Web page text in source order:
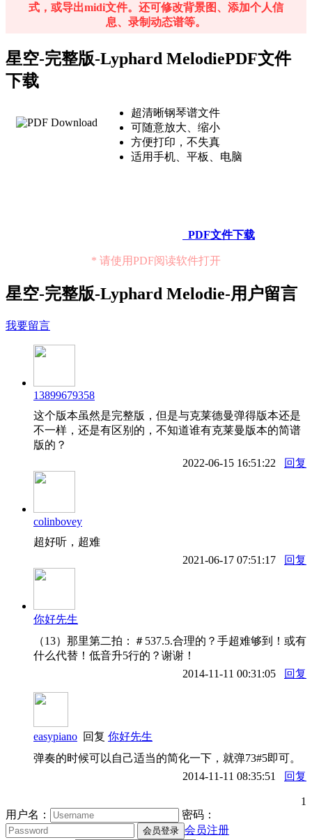
式，或导出midi文件。还可修改背景图、添加个人信
息、录制动态谱等。
星空-完整版-Lyphard MelodiePDF文件
下载
超清晰钢琴谱文件
可随意放大、缩小
方便打印，不失真
适用手机、平板、电脑
PDF文件下载
* 请使用PDF阅读软件打开
星空-完整版-Lyphard Melodie-用户留言
我要留言
13899679358
这个版本虽然是完整版，但是与克莱德曼弹得版本还是
不一样，还是有区别的，不知道谁有克莱曼版本的简谱
版的？
2022-06-15 16:51:22
回复
colinbovey
超好听，超难
2021-06-17 07:51:17
回复
你好先生
（13）那里第二拍：＃537.5.合理的？手超难够到！或有
什么代替！低音升5行的？谢谢！
2014-11-11 00:31:05
回复
easypiano 回复 你好先生
弹奏的时候可以自己适当的简化一下，就弹73#5即可。
2014-11-11 08:35:51
回复
1
用户名：
密码：
会员注册